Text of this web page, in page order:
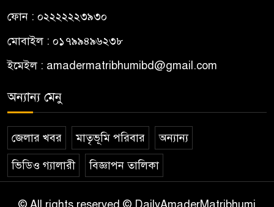
ফোন : ০২২২২২২৩৯৩০
মোবাইল : ০১৭৯৯৪৯৬২৩৮
ইমেইল : amadermatribhumibd@gmail.com
অন্যান্য মেনু
জেলার খবর মাতৃভূমি পরিবার অন্যান্য
ভিডিও গ্যালারী বিজ্ঞাপন তালিকা